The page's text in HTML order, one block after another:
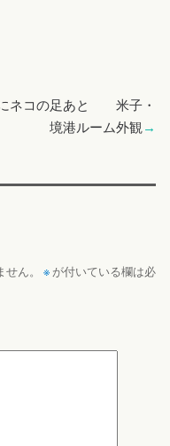
ネコの足あと 米子・
境港ルーム外観→
ん。 ※ が付いている欄は必